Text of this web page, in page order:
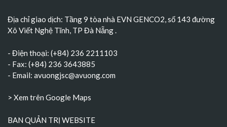
Địa chỉ giao dịch: Tầng 9 tòa nhà EVN GENCO2, số 143 đường
Xô Viết Nghệ Tĩnh, TP Đà Nẵng.
- Điện thoại: (+84) 236 2211103
- Fax: (+84) 236 3643885
- Email: avuongjsc@avuong.com
> Xem trên Google Maps
BAN QUẢN TRỊ WEBSITE